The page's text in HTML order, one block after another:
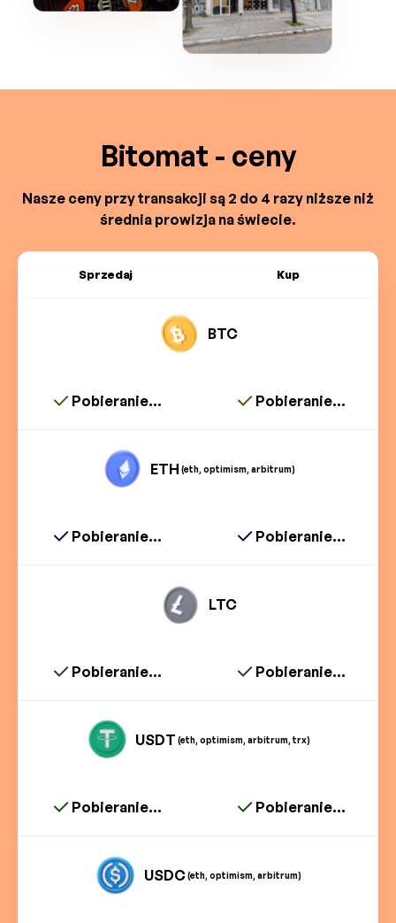
Bitomat - ceny
Nasze ceny przy transakcji są 2 do 4 razy niższe niż
średnia prowizja na świecie.
Sprzedaj Kup
BTC
Pobieranie... Pobieranie...
ETH (eth, optimism, arbitrum)
Pobieranie... Pobieranie...
LTC
Pobieranie... Pobieranie...
USDT (eth, optimism, arbitrum, trx)
Pobieranie... Pobieranie...
USDC(eth, optimism, arbitrum)